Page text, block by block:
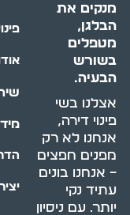
מנקים את
הבלגן,
מטפלים
בשורש
הבעיה.
אצלנו בשי
פינוי דירה,
אנחנו לא רק
מפנים חפצים
– אנחנו בונים
עתיד נקי
יותר. עם ניסיון